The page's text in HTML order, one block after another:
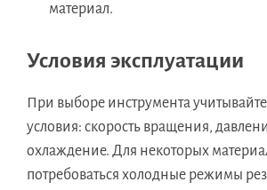
материал.
Условия эксплуатации
При выборе инструмента
условия: скорость вращения,
охлаждение. Для некоторых
потребоваться холодные режимы